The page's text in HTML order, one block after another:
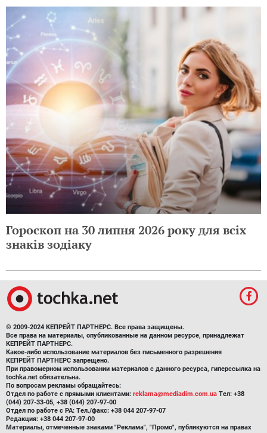
Гороскоп на 30 липня 2026 року для всіх
знаків зодіаку
© 2009-2024 КЕПРЕЙТ ПАРТНЕРС. Все права защищены.
Все права на материалы, опубликованные на данном ресурсе, принадлежат
КЕПРЕЙТ ПАРТНЕРС.
Какое-либо использование материалов без письменного разрешения
КЕПРЕЙТ ПАРТНЕРС запрещено.
При правомерном использовании материалов с данного ресурса, гиперссылка на
tochka.net обязательна.
По вопросам рекламы обращайтесь:
Отдел по работе с прямыми клиентами: reklama@mediadim.com.ua Тел: +38
(044) 207-33-05, +38 (044) 207-97-00
Отдел по работе с РА: Тел./факс: +38 044 207-97-07
Редакция: +38 044 207-97-00
Материалы, отмеченные знаками "Реклама", "Промо", публикуются на правах